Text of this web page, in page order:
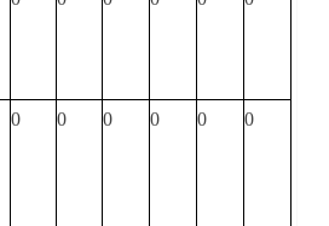
0 0 0 0 0 0